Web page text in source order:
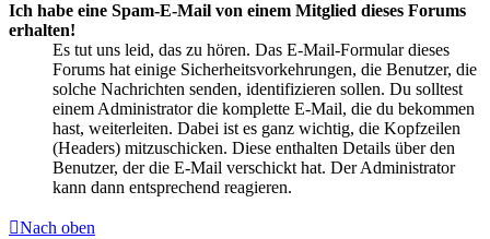
Ich habe eine Spam-E-Mail von einem Mitglied dieses Forums
erhalten!
Es tut uns leid, das zu hören. Das E-Mail-Formular dieses
Forums hat einige Sicherheitsvorkehrungen, die Benutzer, die
solche Nachrichten senden, identifizieren sollen. Du solltest
einem Administrator die komplette E-Mail, die du bekommen
hast, weiterleiten. Dabei ist es ganz wichtig, die Kopfzeilen
(Headers) mitzuschicken. Diese enthalten Details über den
Benutzer, der die E-Mail verschickt hat. Der Administrator
kann dann entsprechend reagieren.
Nach oben